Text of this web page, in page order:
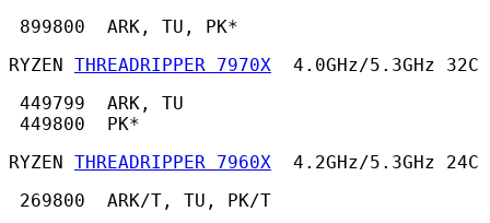
899800  ARK, TU, PK*
RYZEN THREADRIPPER 7970X
4.0GHz/5.3GHz 32C
449799  ARK, TU
449800  PK*
RYZEN THREADRIPPER 7960X
4.2GHz/5.3GHz 24C
269800  ARK/T, TU, PK/T